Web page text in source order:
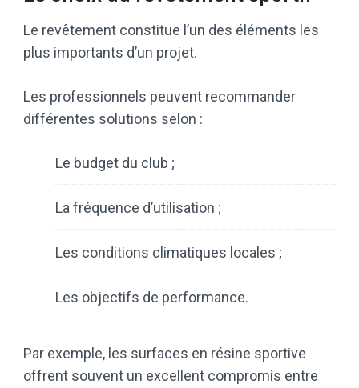
Le revêtement constitue l’un des éléments les
plus importants d’un projet.
Les professionnels peuvent recommander
différentes solutions selon :
Le budget du club ;
La fréquence d’utilisation ;
Les conditions climatiques locales ;
Les objectifs de performance.
Par exemple, les surfaces en résine sportive
offrent souvent un excellent compromis entre